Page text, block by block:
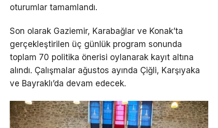
oturumlar tamamlandı.
Son olarak Gaziemir, Karabağlar ve Konak’ta
gerçekleştirilen üç günlük program sonunda
toplam 70 politika önerisi oylanarak kayıt altına
alındı. Çalışmalar ağustos ayında Çiğli, Karşıyaka
ve Bayraklı’da devam edecek.